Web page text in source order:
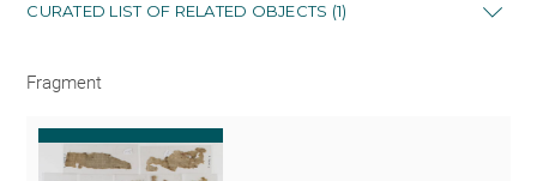
CURATED LIST OF RELATED OBJECTS (1)
Fragment